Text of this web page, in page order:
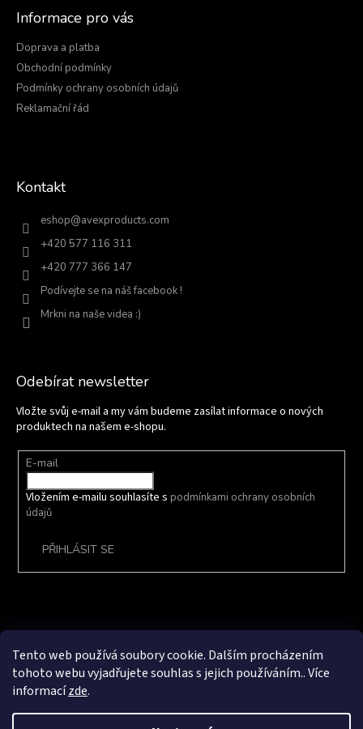
Tento web používá soubory cookie. Dalším procházením
tohoto webu vyjadřujete souhlas s jejich používáním.. Více
informacízde.
Informace pro vás
Doprava a platba
Obchodní podmínky
Podmínky ochrany osobních údajů
Reklamační řád
Kontakt
eshop@avexproducts.com
+420 577 116 311
+420 777 366 147
Podívejte se na náš facebook !
Mrkni na naše videa :)
Odebírat newsletter
Vložte svůj e-mail a my vám budeme zasílat informace o nových
produktech na našem e-shopu.
E-mail
Vložením e-mailu souhlasíte s podmínkami ochrany osobních
údajů
PŘIHLÁSIT SE
Vytvořil Shoptet
Copyright 2026
Grafický návrh vytvořil a na Shoptet implementovalTomáš Hlad&techka